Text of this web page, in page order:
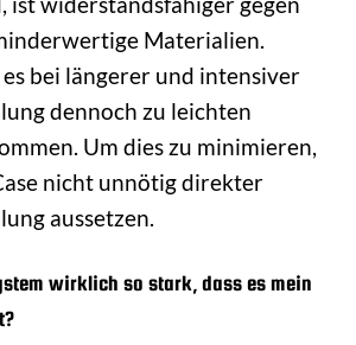
Materialien.
bei längerer und intensiver
dennoch zu leichten
Um dies zu minimieren,
nicht unnötig direkter
aussetzen.
wirklich so stark, dass es mein